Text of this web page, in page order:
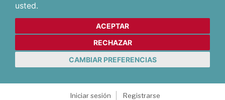
usted.
ACEPTAR
RECHAZAR
CAMBIAR PREFERENCIAS
Iniciar sesión
Registrarse